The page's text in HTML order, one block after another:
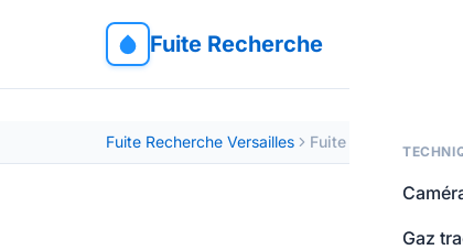
Fuite Recherche
Gaz
Fuite Recherche Versailles Fuite Jouy-en-